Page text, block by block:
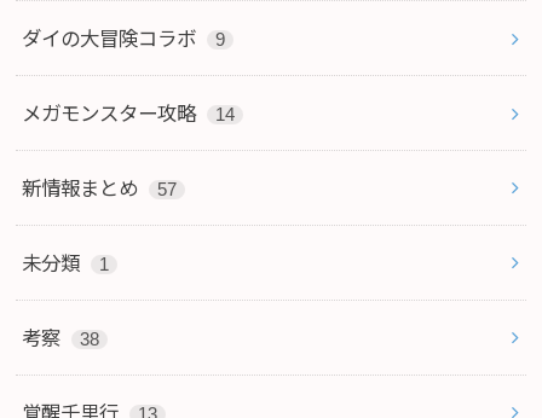
ダイの大冒険コラボ 9
メガモンスター攻略 14
新情報まとめ 57
未分類 1
考察 38
覚醒千里行 13